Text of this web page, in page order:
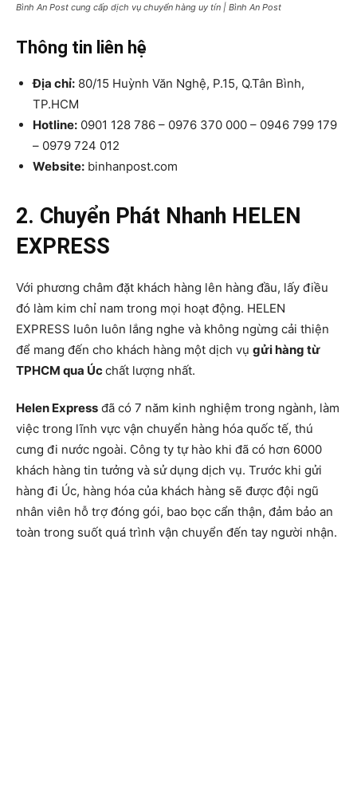
Bình An Post cung cấp dịch vụ chuyển hàng uy tín | Bình An Post
Thông tin liên hệ
Địa chỉ: 80/15 Huỳnh Văn Nghệ, P.15, Q.Tân Bình,
TP.HCM
Hotline: 0901 128 786 – 0976 370 000 – 0946 799 179
– 0979 724 012
Website: binhanpost.com
2. Chuyển Phát Nhanh HELEN
EXPRESS
Với phương châm đặt khách hàng lên hàng đầu, lấy điều
đó làm kim chỉ nam trong mọi hoạt động. HELEN
EXPRESS luôn luôn lắng nghe và không ngừng cải thiện
để mang đến cho khách hàng một dịch vụ gửi hàng từ
TPHCM qua Úcchất lượng nhất.
Helen Express đã có 7 năm kinh nghiệm trong ngành, làm
việc trong lĩnh vực vận chuyển hàng hóa quốc tế, thú
cưng đi nước ngoài. Công ty tự hào khi đã có hơn 6000
khách hàng tin tưởng và sử dụng dịch vụ. Trước khi gửi
hàng đi Úc, hàng hóa của khách hàng sẽ được đội ngũ
nhân viên hỗ trợ đóng gói, bao bọc cẩn thận, đảm bảo an
toàn trong suốt quá trình vận chuyển đến tay người nhận.